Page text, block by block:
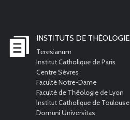
INSTITUTS DE THÉOLOGIE
Teresianum
Institut Catholique de Paris
Centre Sèvres
Faculté Notre-Dame
Faculté de Théologie de Lyon
Institut Catholique de Toulouse
Domuni Universitas